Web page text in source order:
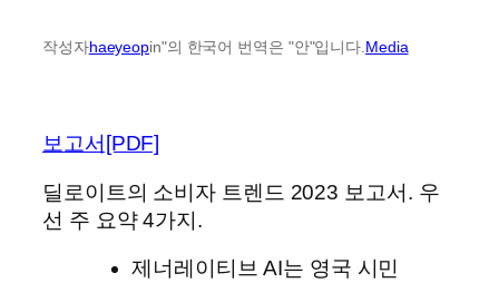
작성자haeyeopin"의 한국어 번역은 "안"입니다.Media
보고서[PDF]
딜로이트의 소비자 트렌드 2023 보고서. 우
선 주 요약 4가지.
제너레이티브 AI는 영국 시민